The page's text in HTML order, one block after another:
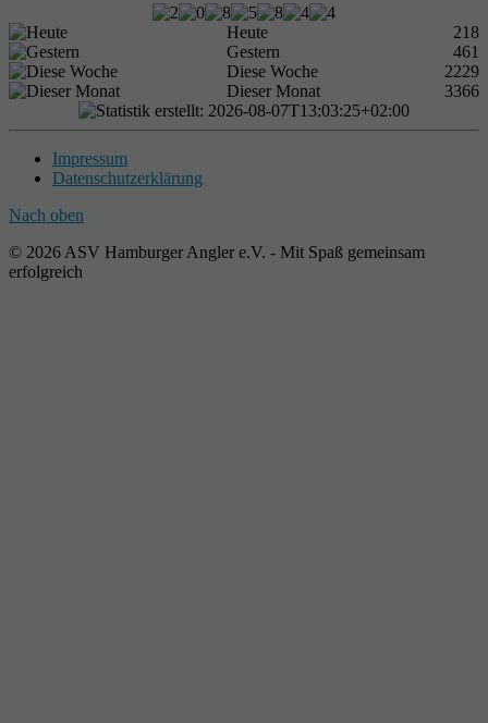
Heute
218
Gestern
461
Diese Woche
2229
Dieser Monat
3366
Impressum
Datenschutzerklärung
Nach oben
© 2026 ASV Hamburger Angler e.V. - Mit Spaß gemeinsam
erfolgreich